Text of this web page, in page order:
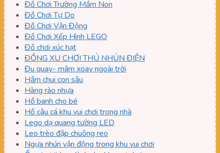
Đồ Chơi Trường Mầm Non
Đồ Chơi Tự Do
Đồ Chơi Vận Động
Đồ Chơi Xếp Hình LEGO
Đồ chơi xúc hạt
ĐỒNG XU CHƠI THÚ NHÚN ĐIỆN
Đu quay- mâm xoay ngoài trời
Hầm chui con sâu
Hàng rào nhựa
Hồ banh cho bé
Hồ câu cá khu vui chơi trong nhà
Lego dạ quang tường LED
Leo trèo đập chuông reo
Ngựa nhún vận động trong khu vui chơi